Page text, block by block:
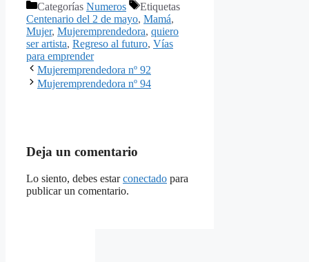
Categorías Numeros
Etiquetas
Centenario del 2 de mayo, Mamá,
Mujer, Mujeremprendedora, quiero
ser artista, Regreso al futuro, Vías
para emprender
Mujeremprendedora nº 92
Mujeremprendedora nº 94
Deja un comentario
Lo siento, debes estarconectado para
publicar un comentario.